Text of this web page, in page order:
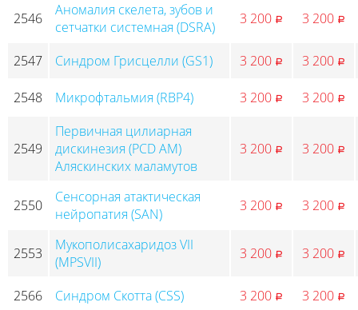
2546
Аномалия скелета, зубов и
сетчатки системная (DSRA)
3 200 p 3 200 p
2547 Синдром Грисцелли (GS1) 3 200 p 3 200 p
2548 Микрофтальмия (RBP4) 3 200 p 3 200 p
2549
Первичная цилиарная
дискинезия (PCD AM)
Аляскинских маламутов
3 200 p 3 200 p
2550
Сенсорная атактическая
нейропатия (SAN)
3 200 p 3 200 p
2553
Мукополисахаридоз VII
(MPSVII)
3 200 p 3 200 p
2566 Синдром Скотта (CSS) 3 200 p 3 200 p